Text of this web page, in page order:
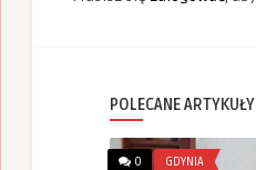
POLECANE ARTYKUŁY
0 GDYNIA